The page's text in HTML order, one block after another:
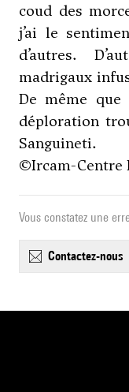
coud des
j’ai le
d’autres.
madrigaux
De même
déploration
Sanguineti.
©Ircam-Centre
Vous constatez une
contactez-nous